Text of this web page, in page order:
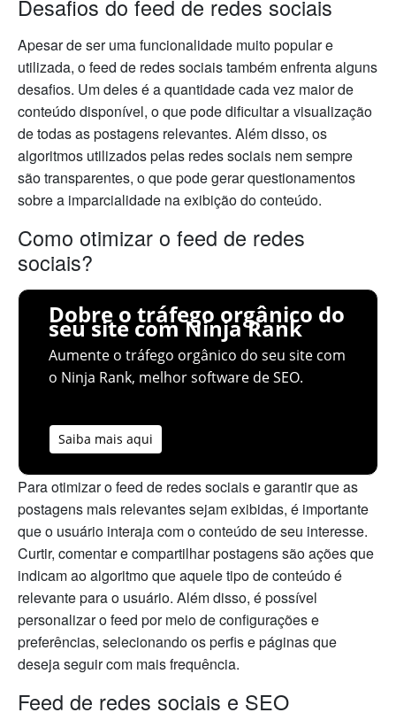
Desafios do feed de redes sociais
Apesar de ser uma funcionalidade muito popular e
utilizada, o feed de redes sociais também enfrenta alguns
desafios. Um deles é a quantidade cada vez maior de
conteúdo disponível, o que pode dificultar a visualização
de todas as postagens relevantes. Além disso, os
algoritmos utilizados pelas redes sociais nem sempre
são transparentes, o que pode gerar questionamentos
sobre a imparcialidade na exibição do conteúdo.
Como otimizar o feed de redes
sociais?
Dobre o tráfego orgânico do
seu site com Ninja Rank
Aumente o tráfego orgânico do seu site com
o Ninja Rank, melhor software de SEO.
Saiba mais aqui
Para otimizar o feed de redes sociais e garantir que as
postagens mais relevantes sejam exibidas, é importante
que o usuário interaja com o conteúdo de seu interesse.
Curtir, comentar e compartilhar postagens são ações que
indicam ao algoritmo que aquele tipo de conteúdo é
relevante para o usuário. Além disso, é possível
personalizar o feed por meio de configurações e
preferências, selecionando os perfis e páginas que
deseja seguir com mais frequência.
Feed de redes sociais e SEO